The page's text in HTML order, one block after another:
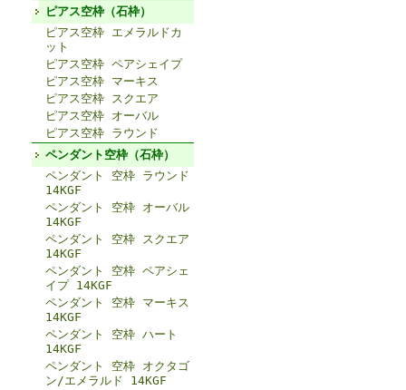
ピアス空枠（石枠）
ピアス空枠 エメラルドカ
ット
ピアス空枠 ペアシェイプ
ピアス空枠 マーキス
ピアス空枠 スクエア
ピアス空枠 オーバル
ピアス空枠 ラウンド
ペンダント空枠（石枠）
ペンダント 空枠 ラウンド
14KGF
ペンダント 空枠 オーバル
14KGF
ペンダント 空枠 スクエア
14KGF
ペンダント 空枠 ペアシェ
イプ 14KGF
ペンダント 空枠 マーキス
14KGF
ペンダント 空枠 ハート
14KGF
ペンダント 空枠 オクタゴ
ン/エメラルド 14KGF